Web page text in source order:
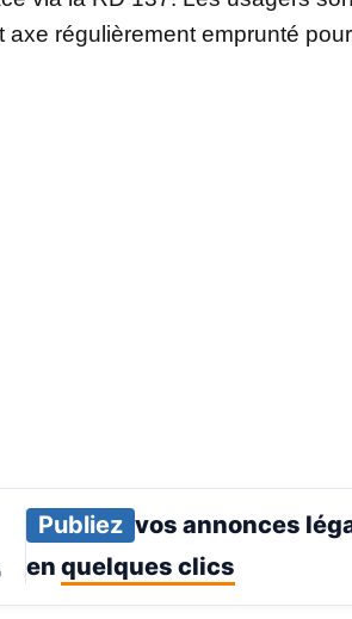
régulièrement emprunté
Publiez vos annonces
en quelques clics